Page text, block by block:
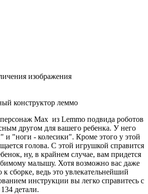
изображения
конструктор леммо
Max из Lemmo подвида роботов
другом для вашего ребенка. У него
и "ноги - колесики". Кроме этого у этой
голова. С этой игрушкой справится
ну, в крайнем случае, вам придется
малышу. Хотя возможно вас даже
к сборке, ведь это увлекательнейший
инструкции вы легко справитесь с
детали.